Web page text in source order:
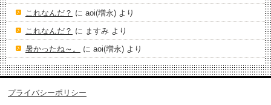
これなんだ？ に aoi(増永) より
これなんだ？ に ますみ より
暑かったね～。
に aoi(増永) より
プライバシーポリシー